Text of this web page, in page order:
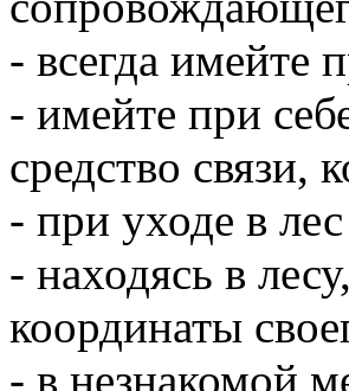
- всегда имейте
- имейте при
средство связи,
- при уходе в
- находясь в
координаты
- в незнакомой